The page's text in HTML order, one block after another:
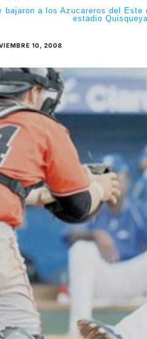
bajaron a los Azucareros del
estadio
10, 2008